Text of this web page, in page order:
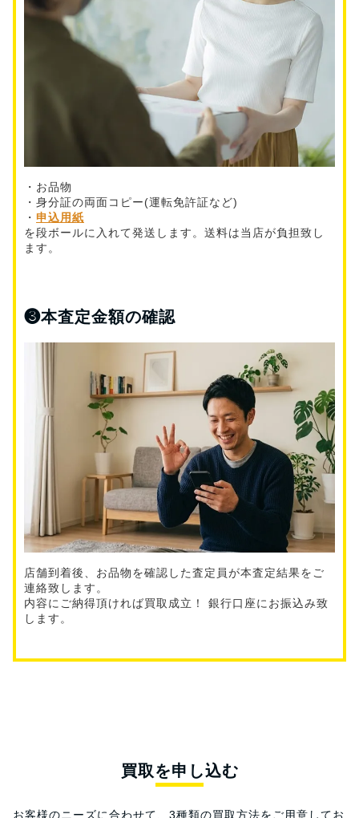
・お品物
・身分証の両面コピー(運転免許証など)
・ 申込用紙
を段ボールに入れて発送します。送料は当店が負担致し
ます。
❸本査定金額の確認
店舗到着後、お品物を確認した査定員が本査定結果をご
連絡致します。
内容にご納得頂ければ買取成立！ 銀行口座にお振込み致
します。
買取を申し込む
お客様のニーズに合わせて、3種類の買取方法をご用意してお